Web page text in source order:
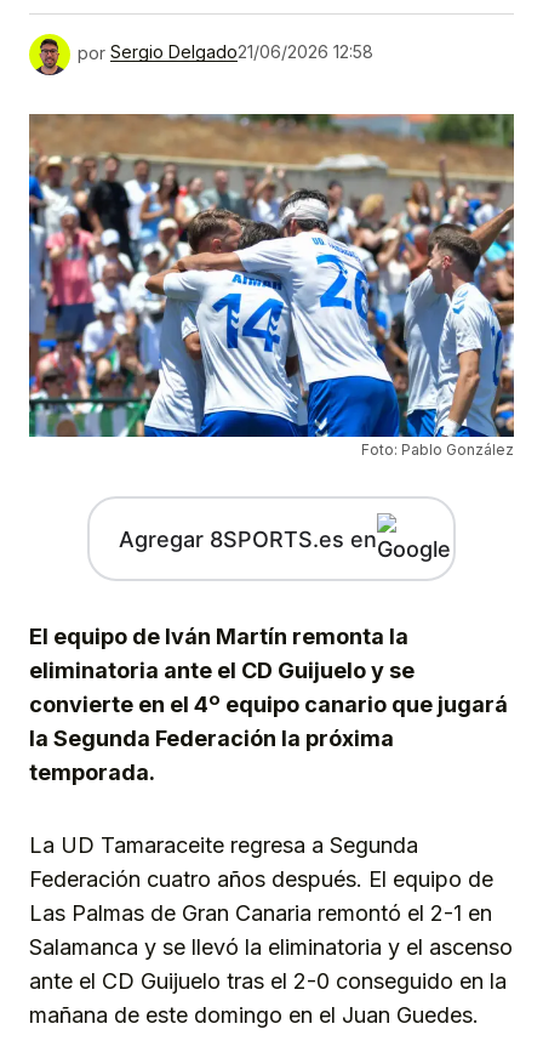
por Sergio Delgado21/06/2026 12:58
Foto: Pablo González
Agregar 8SPORTS.es en
El equipo de Iván Martín remonta la
eliminatoria ante el CD Guijuelo y se
convierte en el 4º equipo canario que jugará
la Segunda Federación la próxima
temporada.
La UD Tamaraceite regresa a Segunda
Federación cuatro años después. El equipo de
Las Palmas de Gran Canaria remontó el 2-1 en
Salamanca y se llevó la eliminatoria y el ascenso
ante el CD Guijuelo tras el 2-0 conseguido en la
mañana de este domingo en el Juan Guedes.